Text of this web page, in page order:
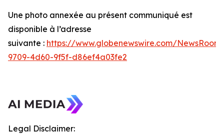
Une photo annexée au présent communiqué est
disponible à l’adresse
suivante : https://www.globenewswire.com/
9709-4d60-9f5f-d86ef4a03fe2
Legal Disclaimer: